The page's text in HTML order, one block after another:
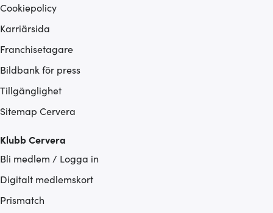
Cookiepolicy
Karriärsida
Franchisetagare
Bildbank för press
Tillgänglighet
Sitemap Cervera
Klubb Cervera
Bli medlem / Logga in
Digitalt medlemskort
Prismatch